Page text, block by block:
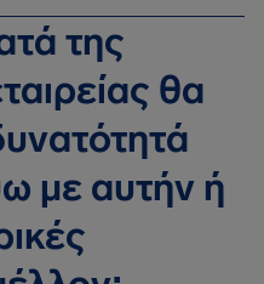
της
θα
με αυτήν ή